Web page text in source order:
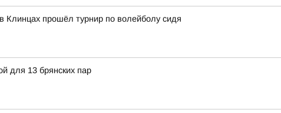
прошёл турнир по волейболу сидя
для 13 брянских пар